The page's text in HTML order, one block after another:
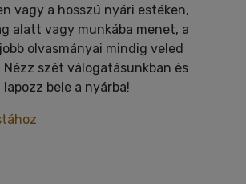
vagy a hosszú nyári estéken,
alatt vagy munkába menet, a
olvasmányai mindig veled
Nézz szét válogatásunkban és
lapozz bele a nyárba!